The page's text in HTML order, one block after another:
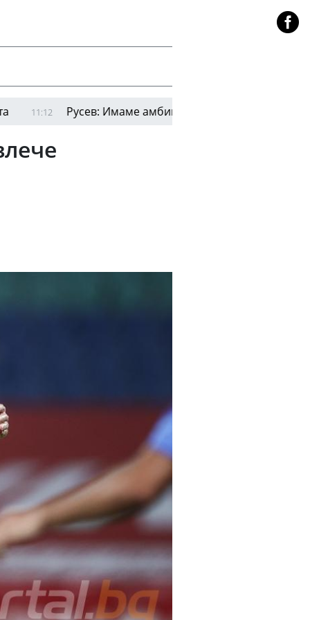
Русев: Имаме амбиции да влезем в основната фаза